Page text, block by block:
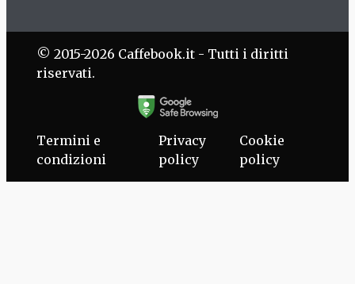
© 2015-2026 Caffebook.it - Tutti i diritti
riservati.
Termini e
condizioni
Privacy
policy
Cookie
policy